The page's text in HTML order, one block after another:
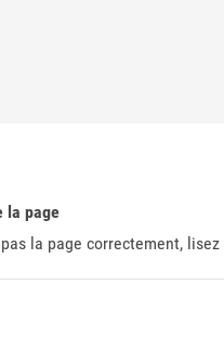
la page
la page correctement,